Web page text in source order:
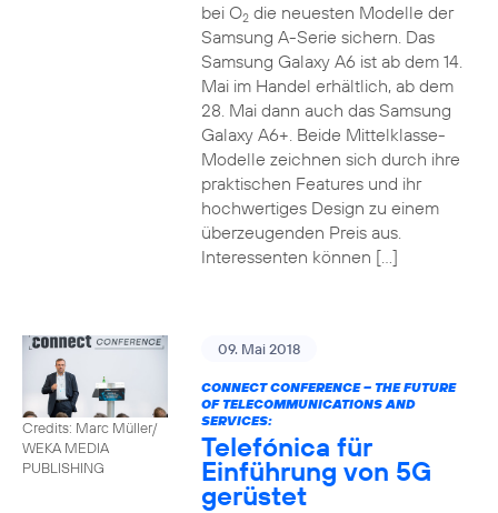
bei O2die neuesten Modelle der
Samsung A-Serie sichern. Das
Samsung Galaxy A6 ist ab dem 14.
Mai im Handel erhältlich, ab dem
28. Mai dann auch das Samsung
Galaxy A6+. Beide Mittelklasse-
Modelle zeichnen sich durch ihre
praktischen Features und ihr
hochwertiges Design zu einem
überzeugenden Preis aus.
Interessenten können […]
Credits: Marc Müller/
WEKA MEDIA
PUBLISHING
09. Mai 2018
CONNECT CONFERENCE – THE FUTURE
OF TELECOMMUNICATIONS AND
SERVICES:
Telefónica für
Einführung von 5G
gerüstet